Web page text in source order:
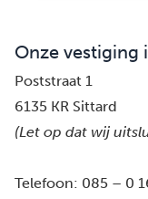
Onze vestiging
Poststraat 1
6135 KR Sittard
(Let op dat wij
Telefoon: 085 – 0